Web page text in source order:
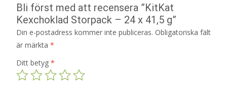
Bli först med att recensera ”KitKat
Kexchoklad Storpack – 24 x 41,5 g”
Din e-postadress kommer inte publiceras. Obligatoriska fält
är märkta *
Ditt betyg *